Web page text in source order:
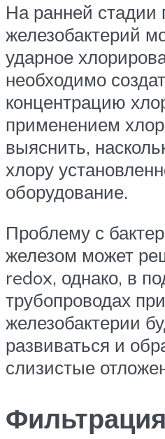
На ранней стадии
железобактерий
ударное
необходимо
концентрацию
применением
выяснить,
хлору
оборудование.
Проблему с
железом может
redox, однако, в
трубопроводах
железобактерии
развиваться и
слизистые